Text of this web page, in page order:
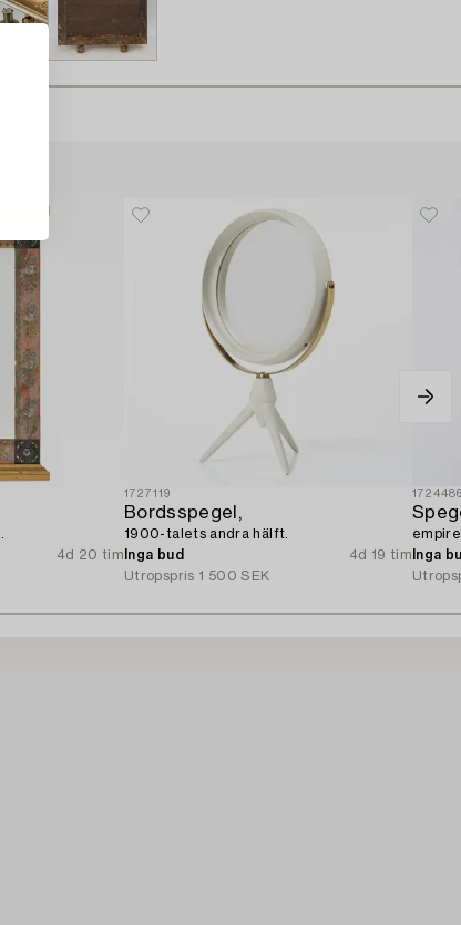
4d 20 tim
1727119
Bordsspegel,
1900-talets andra hälft.
Inga bud
4d 19 tim
Utropspris 1 500 SEK
Inga